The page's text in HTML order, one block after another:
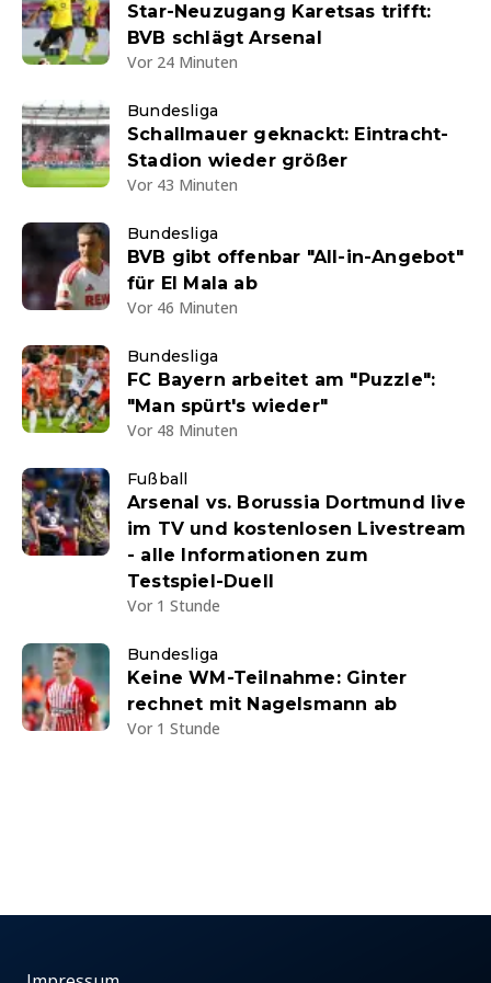
Star-Neuzugang Karetsas trifft:
BVB schlägt Arsenal
Vor 24 Minuten
Bundesliga
Schallmauer geknackt: Eintracht-
Stadion wieder größer
Vor 43 Minuten
Bundesliga
BVB gibt offenbar "All-in-Angebot"
für El Mala ab
Vor 46 Minuten
Bundesliga
FC Bayern arbeitet am "Puzzle":
"Man spürt's wieder"
Vor 48 Minuten
Fußball
Arsenal vs. Borussia Dortmund live
im TV und kostenlosen Livestream
- alle Informationen zum
Testspiel-Duell
Vor 1 Stunde
Bundesliga
Keine WM-Teilnahme: Ginter
rechnet mit Nagelsmann ab
Vor 1 Stunde